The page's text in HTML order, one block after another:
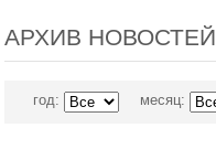
АРХИВ НОВОСТЕЙ
год: месяц: